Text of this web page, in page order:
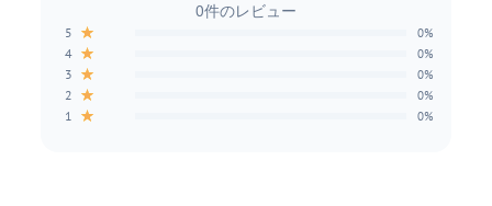
0件のレビュー
5 ★ 0%
4 ★ 0%
3 ★ 0%
2 ★ 0%
1 ★ 0%